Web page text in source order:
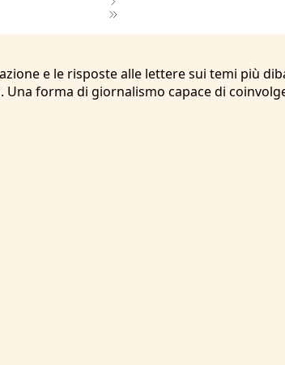
e le risposte alle lettere sui temi più
forma di giornalismo capace di